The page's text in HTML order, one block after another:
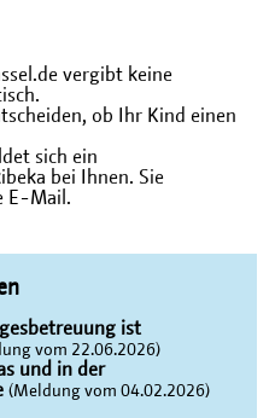
vergibt keine
ob Ihr Kind einen
sich ein
bei Ihnen. Sie
E-Mail.
ist
vom 22.06.2026)
und in der
(Meldung vom 04.02.2026)